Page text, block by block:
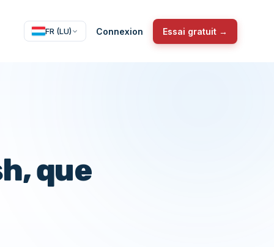
FR (LU) Connexion Essai gratuit →
que